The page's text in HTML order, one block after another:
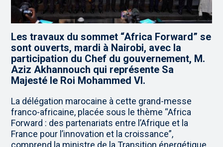
Les travaux du sommet “Africa Forward” se
sont ouverts, mardi à Nairobi, avec la
participation du Chef du gouvernement, M.
Aziz Akhannouch qui représente Sa
Majesté le Roi Mohammed VI.
La délégation marocaine à cette grand-messe
franco-africaine, placée sous le thème “Africa
Forward : des partenariats entre l’Afrique et la
France pour l’innovation et la croissance”,
comprend la ministre de la Transition énergétique